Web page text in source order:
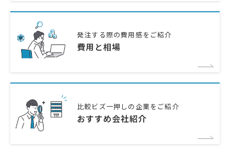
発注する際の費用感をご紹介
費用と相場
比較ビズ一押しの企業をご紹介
おすすめ会社紹介